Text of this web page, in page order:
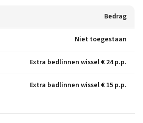
Bedrag
Niet toegestaan
Extra bedlinnen wissel € 24 p.p.
Extra badlinnen wissel € 15 p.p.